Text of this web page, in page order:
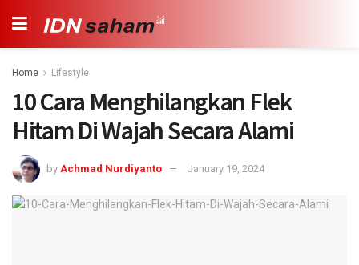
Home Lifestyle
10 Cara Menghilangkan Flek
Hitam Di Wajah Secara Alami
by Achmad Nurdiyanto January 19, 2024